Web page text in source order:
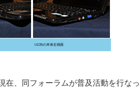
U135の本体右側面
、同フォーラムが普及活動を行なっ